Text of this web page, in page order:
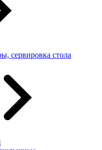
сервировка стола